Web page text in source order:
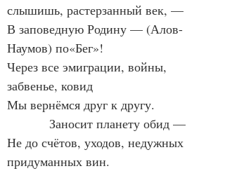
слышишь, растерзанный век, —
В заповедную Родину — (Алов-
Наумов) по«Бег»!
Через все эмиграции, войны,
забвенье, ковид
Мы вернёмся друг к другу.
            Заносит планету обид —
Не до счётов, уходов, недужных
придуманных вин.